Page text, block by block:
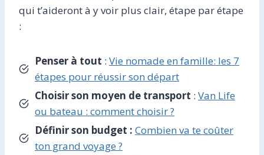
qui t’aideront à y voir plus clair, étape par étape
:
Penser à tout : Vie nomade en famille: les 7
étapes pour réussir son départ
Choisir son moyen de transport : Van Life
ou bateau : comment choisir ?
Définir son budget : Combien va te coûter
ton grand voyage ?